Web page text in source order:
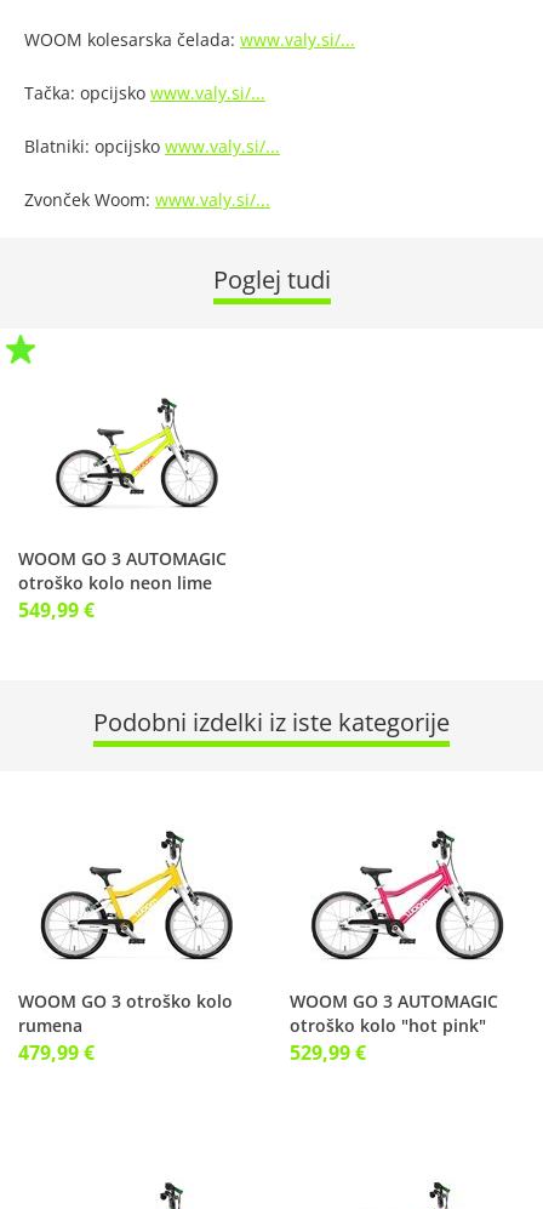
WOOM kolesarska čelada: www.valy.si/...
Tačka: opcijsko www.valy.si/...
Blatniki: opcijsko www.valy.si/...
Zvonček Woom: www.valy.si/...
Poglej tudi
WOOM GO 3 AUTOMAGIC
otroško kolo neon lime
549,99 €
Podobni izdelki iz iste kategorije
WOOM GO 3 otroško kolo
rumena
479,99 €
WOOM GO 3 AUTOMAGIC
otroško kolo "hot pink"
roza
529,99 €